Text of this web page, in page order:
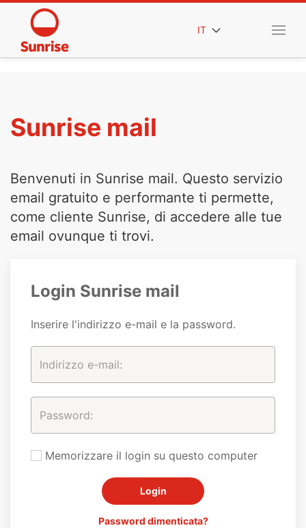
IT
Sunrise mail
Benvenuti in Sunrise mail. Questo servizio
email gratuito e performante ti permette,
come cliente Sunrise, di accedere alle tue
email ovunque ti trovi.
Login Sunrise mail
Inserire l'indirizzo e-mail e la password.
Memorizzare il login su questo computer
Password dimenticata?